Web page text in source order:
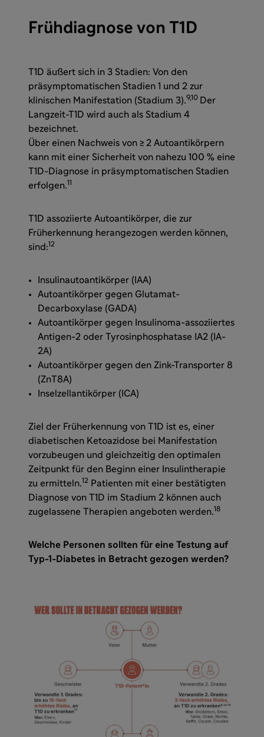
Frühdiagnose von T1D
T1D äußert sich in 3 Stadien: Von den
präsymptomatischen Stadien 1 und 2 zur
klinischen Manifestation (Stadium 3).9,10 Der
Langzeit-T1D wird auch als Stadium 4
bezeichnet.
Über einen Nachweis von ≥ 2 Autoantikörpern
kann mit einer Sicherheit von nahezu 100 % eine
T1D-Diagnose in präsymptomatischen Stadien
erfolgen.11
T1D assoziierte Autoantikörper, die zur
Früherkennung herangezogen werden können,
sind:12
Insulinautoantikörper (IAA)
Autoantikörper gegen Glutamat-
Decarboxylase (GADA)
Autoantikörper gegen Insulinoma-assoziiertes
Antigen-2 oder Tyrosinphosphatase IA2 (IA-
2A)
Autoantikörper gegen den Zink-Transporter 8
(ZnT8A)
Inselzellantikörper (ICA)
Ziel der Früherkennung von T1D ist es, einer
diabetischen Ketoazidose bei Manifestation
vorzubeugen und gleichzeitig den optimalen
Zeitpunkt für den Beginn einer Insulintherapie
zu ermitteln.12
Patienten mit einer bestätigten
Diagnose von T1D im Stadium 2 können auch
zugelassene Therapien angeboten werden.18
Welche Personen sollten für eine Testung auf
Typ-1-Diabetes in Betracht gezogen werden?